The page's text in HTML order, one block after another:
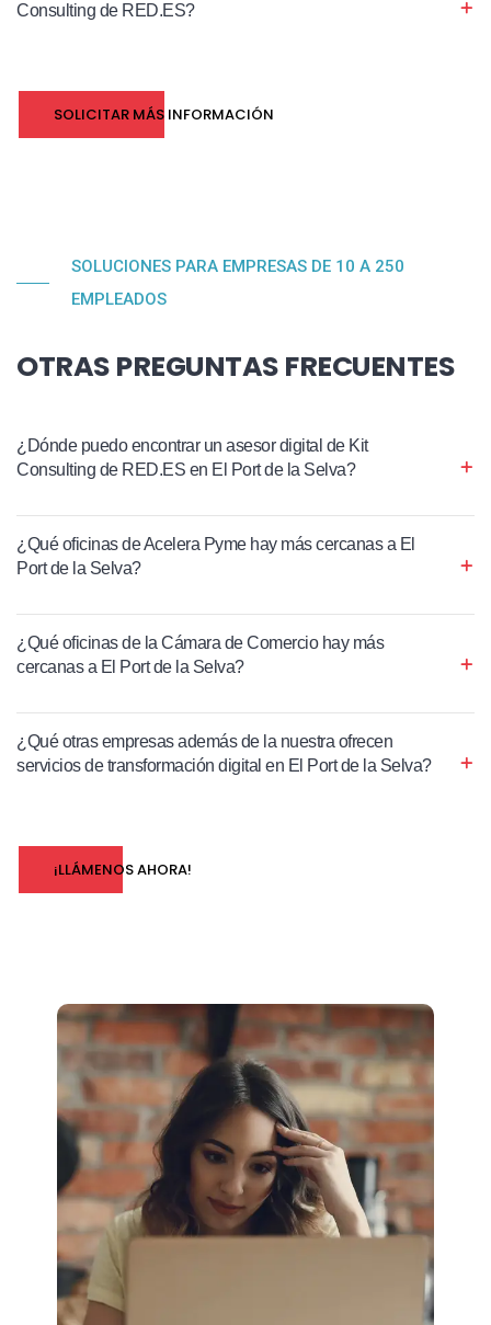
Consulting de RED.ES?
SOLICITAR MÁS INFORMACIÓN
SOLUCIONES PARA EMPRESAS DE 10 A 250
EMPLEADOS
OTRAS PREGUNTAS FRECUENTES
¿Dónde puedo encontrar un asesor digital de Kit
Consulting de RED.ES en El Port de la Selva?
¿Qué oficinas de Acelera Pyme hay más cercanas a El
Port de la Selva?
¿Qué oficinas de la Cámara de Comercio hay más
cercanas a El Port de la Selva?
¿Qué otras empresas además de la nuestra ofrecen
servicios de transformación digital en El Port de la Selva?
¡LLÁMENOS AHORA!